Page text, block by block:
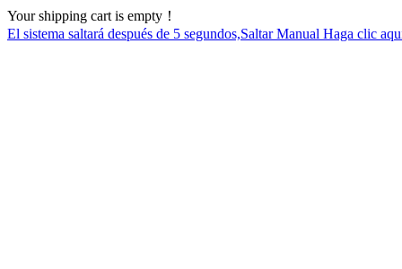
Your shipping cart is empty！
El sistema saltará después de 5 segundos,Saltar Manual Haga clic